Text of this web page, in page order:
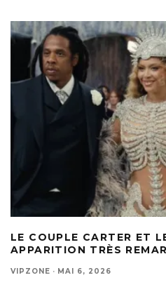
LE COUPLE CARTER ET
APPARITION TRÈS
VIPZONE · MAI 6, 2026